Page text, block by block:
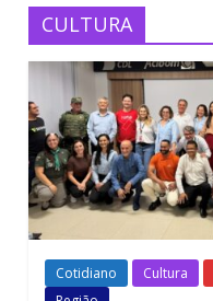
CULTURA
Cotidiano Cultura